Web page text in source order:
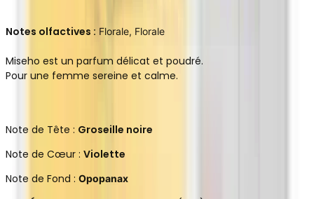
Notes olfactives : Florale, Florale
Miseho est un parfum délicat et poudré.
Pour une femme sereine et calme.
Note de Tête : Groseille noire
Note de Cœur : Violette
Note de Fond : Opopanax